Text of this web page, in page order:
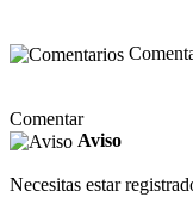
Comentar
Aviso
Necesitas estar